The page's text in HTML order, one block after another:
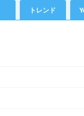
トレンド